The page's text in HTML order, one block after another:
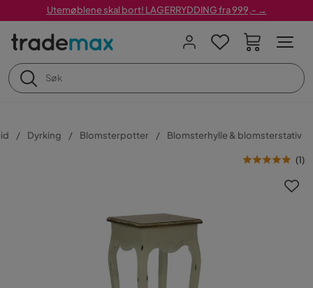
Utemøblene skal bort! LAGERRYDDING fra 999,- →
Dyrking Blomsterpotter Blomsterhylle & blomsterstativ
(1)